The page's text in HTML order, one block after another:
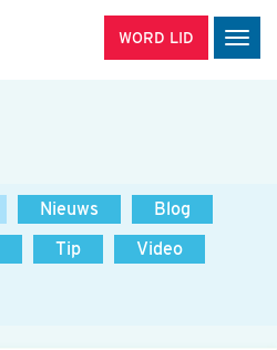
WORD LID
Nieuws
Blog
Tip
Video